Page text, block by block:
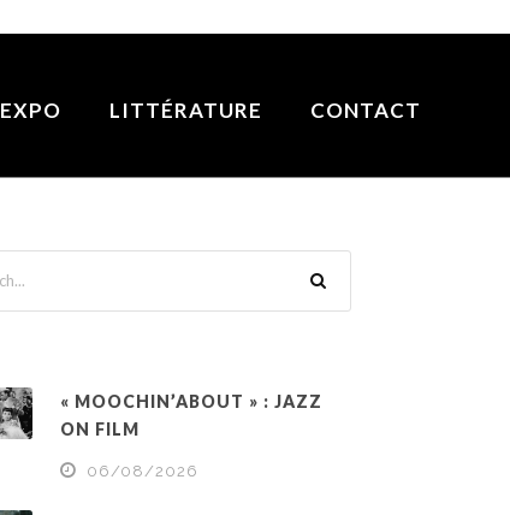
EXPO LITTÉRATURE CONTACT
« MOOCHIN’ABOUT » : JAZZ
ON FILM
06/08/2026